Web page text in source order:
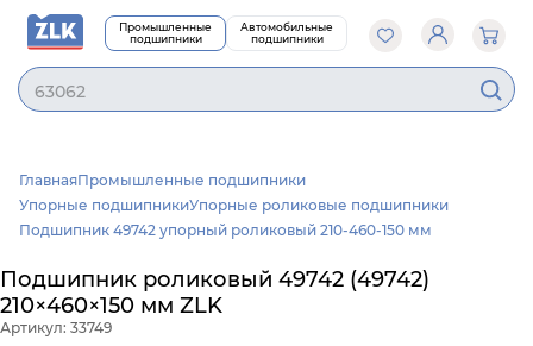
Промышленные
подшипники
Автомобильные
подшипники
630
ГлавнаяПромышленные подшипники
Упорные подшипникиУпорные роликовые подшипники
Подшипник 49742 упорный роликовый 210-460-150 мм
Подшипник роликовый 49742 (49742)
210×460×150 мм ZLK
Артикул: 33749